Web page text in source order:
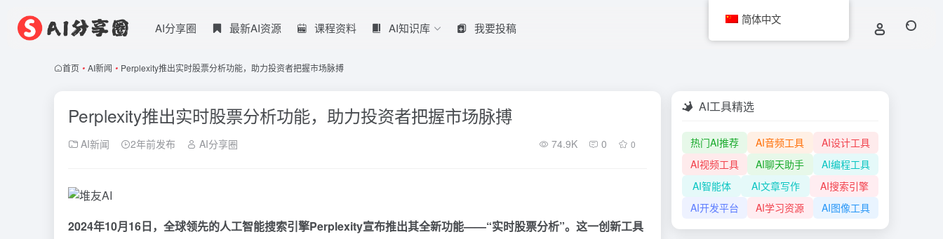
AI分享圈 最新AI资源 课程资料 AI知识库 我要投稿
首页 • AI新闻 • Perplexity推出实时股票分析功能，助力投资者把握市场脉搏
Perplexity推出实时股票分析功能，助力投资者把握市场脉搏
AI新闻 2年前发布 AI分享圈 74.9K 0 0
2024年10月16日，全球领先的人工智能搜索引擎Perplexity宣布推出其全新功能——“实时股票分析”。这一创新工具
AI工具精选
热门AI推荐 AI音频工具
AI设计工具
AI视频工具
AI聊天助手
AI编程工具
AI智能体
AI文章写作
AI搜索引擎
AI开发平台
AI学习资源 AI图像工具
简体中文